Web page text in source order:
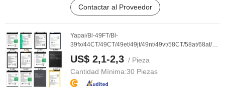
Contactar al Proveedor
Yapai/Bl-49FT/Bl-
39fx/44CT/49CT/49et/49jt/49nt/49vt/58CT/58at/68at/
US$ 2,1-2,3 / Pieza
Cantidad Mínima:30 Piezas